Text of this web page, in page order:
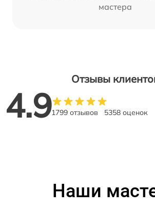
мастера
Отзывы
4.91799 отзывов 5358 оценок
Наши